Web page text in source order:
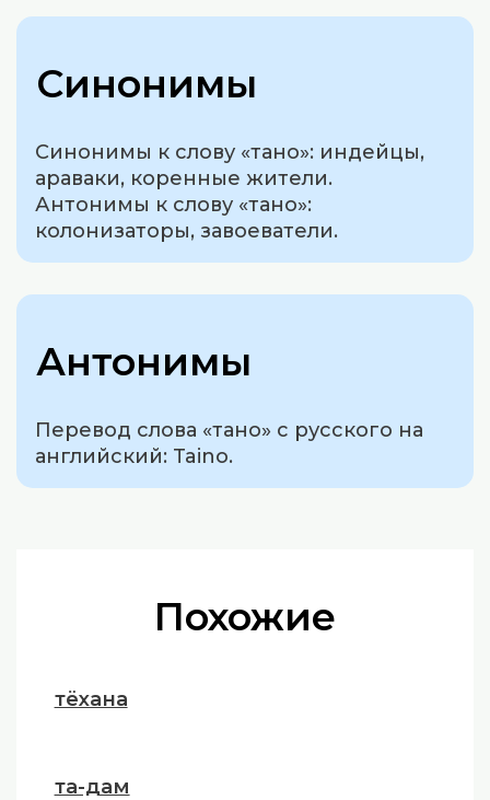
Синонимы
Синонимы к слову «тано»: индейцы,
араваки, коренные жители.
Антонимы к слову «тано»:
колонизаторы, завоеватели.
Антонимы
Перевод слова «тано» с русского на
английский: Taino.
Похожие
тёхана
та-дам